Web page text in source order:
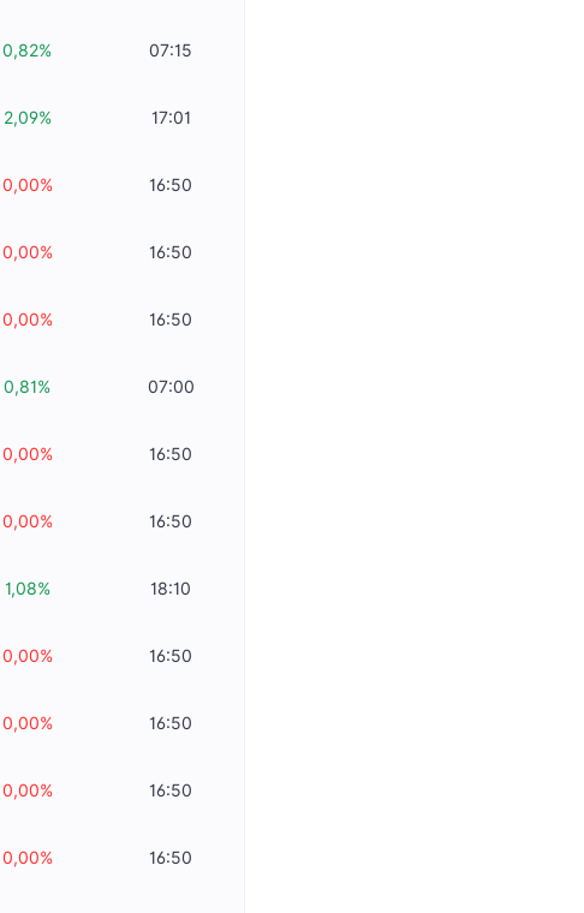
0,82% 07:15
2,09% 17:01
0,00% 16:50
0,00% 16:50
0,00% 16:50
0,81% 07:00
0,00% 16:50
0,00% 16:50
1,08% 18:10
0,00% 16:50
0,00% 16:50
0,00% 16:50
0,00% 16:50